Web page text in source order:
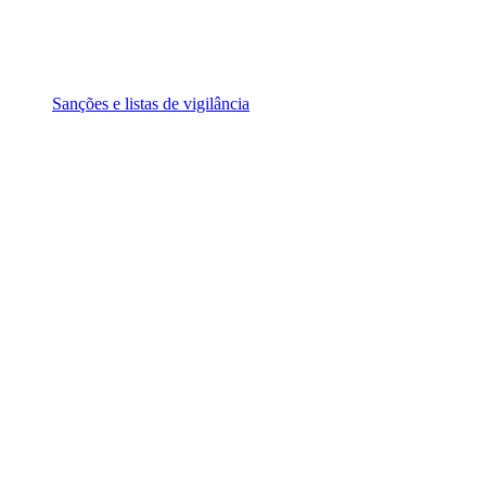
Sanções e listas de vigilância